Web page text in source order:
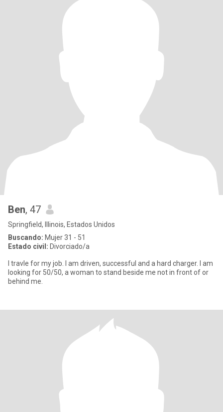
Ben, 47
Springfield, Illinois, Estados Unidos
Buscando: Mujer 31 - 51
Estado civil: Divorciado/a
I travle for my job. I am driven, successful and a hard charger. I am
looking for 50/50, a woman to stand beside me not in front of or
behind me.